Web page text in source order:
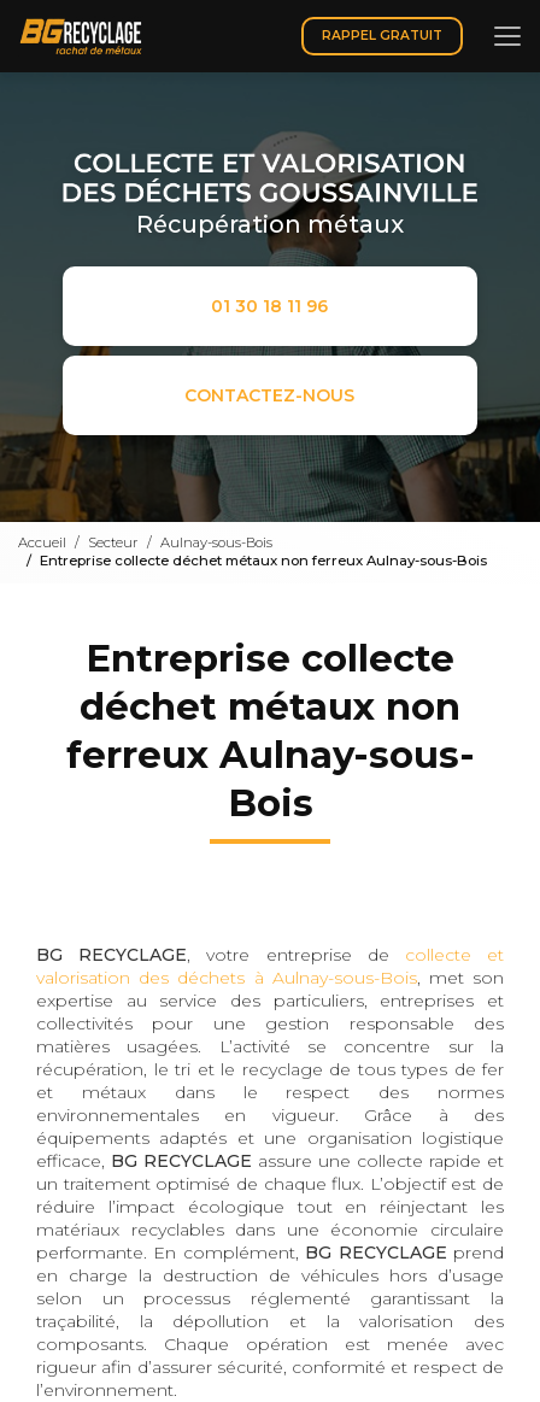
contenu
principal
RAPPEL GRATUIT
Récupération métaux
01 30 18 11 96
CONTACTEZ-NOUS
Accueil Secteur
Aulnay-sous-Bois
Entreprise collecte déchet métaux non ferreux Aulnay-sous-Bois
Entreprise collecte
déchet métaux non
ferreux Aulnay-sous-
Bois
BG RECYCLAGE, votre entreprise de collecte et
valorisation des déchets à Aulnay-sous-Bois, met son
expertise au service des particuliers, entreprises et
collectivités pour une gestion responsable des
matières usagées. L’activité se concentre sur la
récupération, le tri et le recyclage de tous types de fer
et métaux dans le respect des normes
environnementales en vigueur. Grâce à des
équipements adaptés et une organisation logistique
efficace, BG RECYCLAGE assure une collecte rapide et
un traitement optimisé de chaque flux. L’objectif est de
réduire l’impact écologique tout en réinjectant les
matériaux recyclables dans une économie circulaire
performante. En complément, BG RECYCLAGE prend
en charge la destruction de véhicules hors d’usage
selon un processus réglementé garantissant la
traçabilité, la dépollution et la valorisation des
composants. Chaque opération est menée avec
rigueur afin d’assurer sécurité, conformité et respect de
l’environnement.